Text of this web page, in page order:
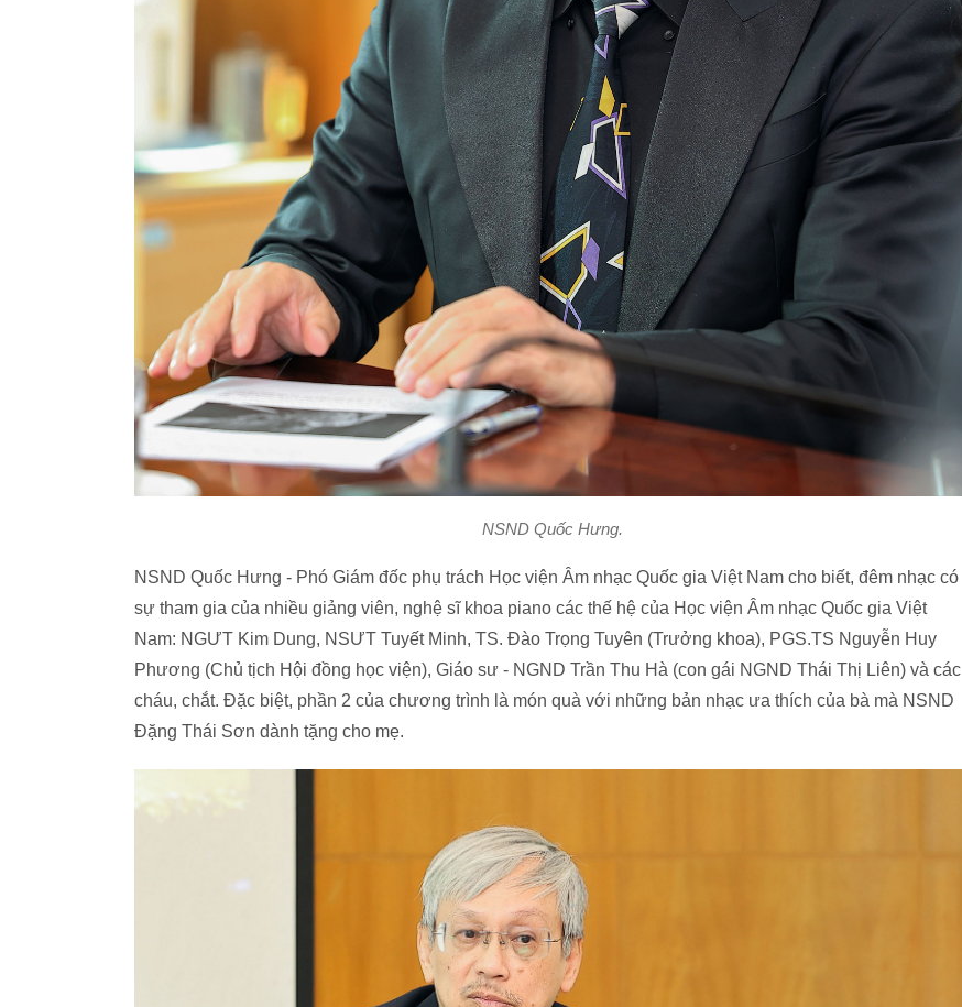
NSND Quốc Hưng.
NSND Quốc Hưng - Phó Giám đốc phụ trách Học viện Âm nhạc Quốc gia Việt Nam cho biết, đêm nhạc có
sự tham gia của nhiều giảng viên, nghệ sĩ khoa piano các thế hệ của Học viện Âm nhạc Quốc gia Việt
Nam: NGƯT Kim Dung, NSƯT Tuyết Minh, TS. Đào Trọng Tuyên (Trưởng khoa), PGS.TS Nguyễn Huy
Phương (Chủ tịch Hội đồng học viện), Giáo sư - NGND Trần Thu Hà (con gái NGND Thái Thị Liên) và các
cháu, chắt. Đặc biệt, phần 2 của chương trình là món quà với những bản nhạc ưa thích của bà mà NSND
Đặng Thái Sơn dành tặng cho mẹ.